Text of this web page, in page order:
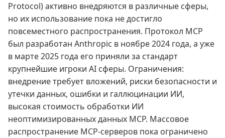
Protocol) активно внедряются в различные сферы,
но их использование пока не достигло
повсеместного распространения. Протокол MCP
был разработан Anthropic в ноябре 2024 года, а уже
в марте 2025 года его приняли за стандарт
крупнейшие игроки AI сферы. Ограничения:
внедрение требует вложений, риски безопасности и
утечки данных, ошибки и галлюцинации ИИ,
высокая стоимость обработки ИИ
неоптимизированных данных МCP. Массовое
распространение MCP-серверов пока ограничено